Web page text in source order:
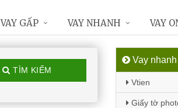
TÌM KIẾM
Vay nhanh
Vtien
Giấy tờ
VAY GẤP VAY NHANH VAY